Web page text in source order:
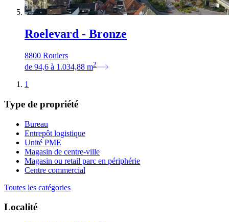
Roelevard - Bronze
8800 Roulers
de 94,6 à 1.034,88 m2
1
Type de propriété
Bureau
Entrepôt logistique
Unité PME
Magasin de centre-ville
Magasin ou retail parc en périphérie
Centre commercial
Toutes les catégories
Localité